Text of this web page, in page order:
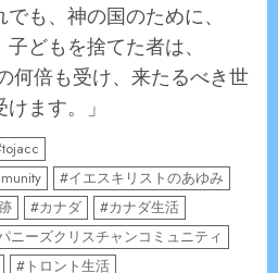
も、神の国のために、
どもを捨てた者は、
何倍も受け、来たるべき世
ます。」
#イエスキリストのあゆみ
#カナダ
#カナダ生活
ニーズクリスチャンコミュニティ
#トロント生活